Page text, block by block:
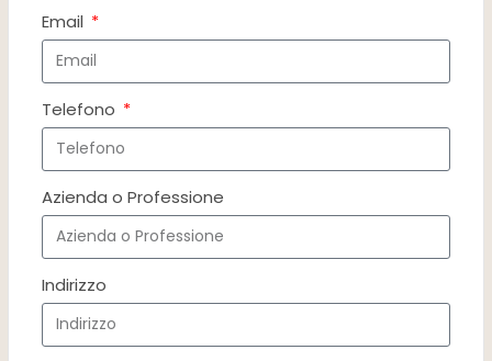
Email
Telefono
Azienda o Professione
Indirizzo